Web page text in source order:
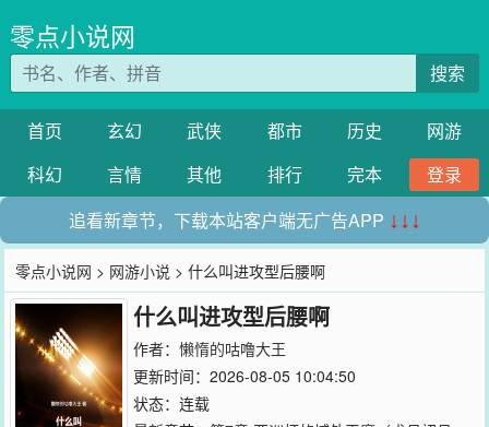
零点小说网
搜索
首页 玄幻 武侠 都市 历史
网游
科幻
言情 其他 排行 完本
登录
追看新章节，下载本站客户端无广告APP ↓↓↓
零点小说网 > 网游小说 > 什么叫进攻型后腰啊
什么叫进攻型后腰啊
作者： 懒惰的咕噜大王
更新时间：2026-08-05 10:04:50
状态：连载